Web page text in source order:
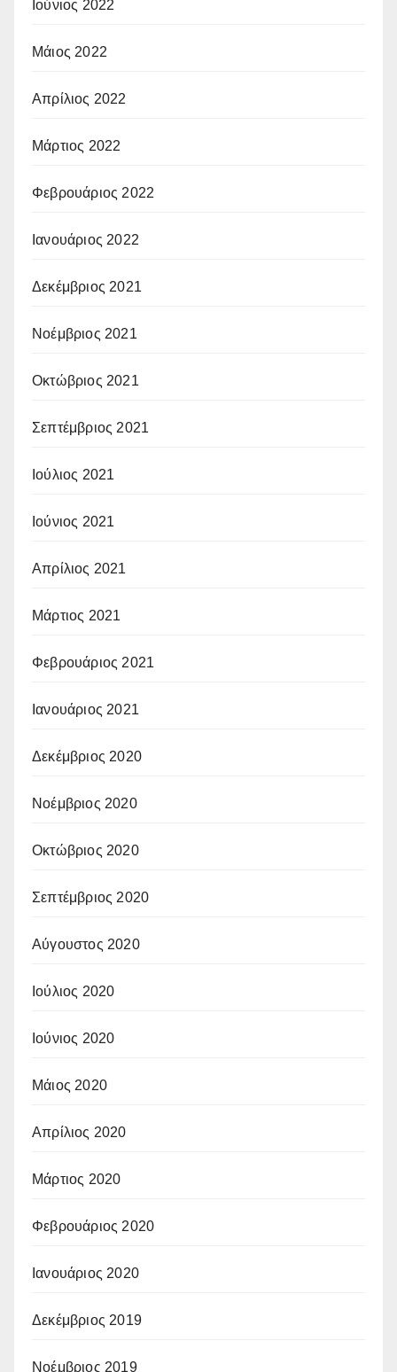
Ιούνιος 2022
Μάιος 2022
Απρίλιος 2022
Μάρτιος 2022
Φεβρουάριος 2022
Ιανουάριος 2022
Δεκέμβριος 2021
Νοέμβριος 2021
Οκτώβριος 2021
Σεπτέμβριος 2021
Ιούλιος 2021
Ιούνιος 2021
Απρίλιος 2021
Μάρτιος 2021
Φεβρουάριος 2021
Ιανουάριος 2021
Δεκέμβριος 2020
Νοέμβριος 2020
Οκτώβριος 2020
Σεπτέμβριος 2020
Αύγουστος 2020
Ιούλιος 2020
Ιούνιος 2020
Μάιος 2020
Απρίλιος 2020
Μάρτιος 2020
Φεβρουάριος 2020
Ιανουάριος 2020
Δεκέμβριος 2019
Νοέμβριος 2019